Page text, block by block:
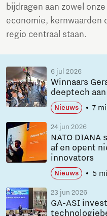
bijdragen aan zowel
economie, kernwaarden
regio centraal staan.
6 jul 2026
Winnaars
deeptech
Nieuws 7
24 jun 2026
NATO
af en opent
innovators
Nieuws 5
23 jun 2026
GA-ASI